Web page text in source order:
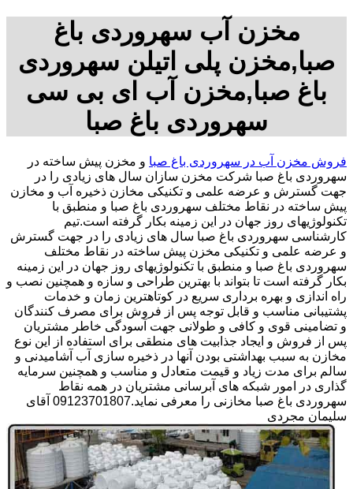
مخزن آب سهروردی باغ
صبا,مخزن پلی اتیلن سهروردی
باغ صبا,مخزن آب ای بی سی
سهروردی باغ صبا
فروش مخزن آب در سهروردی باغ صبا و مخزن پیش ساخته در
سهروردی باغ صبا شرکت مخزن سازان سال های زیادی را در
جهت گسترش و عرضه علمی و تکنیکی مخازن ذخیره آب و مخازن
پیش ساخته در نقاط مختلف سهروردی باغ صبا و منطبق با
تکنولوژیهای روز جهان در این زمینه بکار گرفته است.تیم
کارشناسی سهروردی باغ صبا سال های زیادی را در جهت گسترش
و عرضه علمی و تکنیکی مخزن پیش ساخته در نقاط مختلف
سهروردی باغ صبا و منطبق با تکنولوژیهای روز جهان در این زمینه
بکار گرفته است تا بتواند با بهترین طراحی و سازه و همچنین نصب و
راه اندازی و بهره برداری سریع در کوتاهترین زمان و خدمات
پشتیبانی مناسب و قابل توجه پس از فروش برای مصرف کنندگان
و تضامینی قوی و کافی و طولانی جهت آسودگی خاطر مشتریان
پس از فروش و ایجاد جذابیت های منطقی برای استفاده از این نوع
مخازن به سبب بهداشتی بودن آنها در ذخیره سازی آب آشامیدنی و
سالم برای مدت زیاد و قیمت متعادل و مناسب و همچنین سرمایه
گذاری در امور شبکه های آبرسانی مشتریان در همه نقاط
سهروردی باغ صبا مخازنی را معرفی نماید.09123701807 آقای
سلیمان مجردی